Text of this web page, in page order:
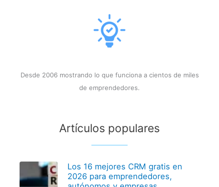
Desde 2006 mostrando lo que funciona a cientos de miles
de emprendedores.
Artículos populares
Los 16 mejores CRM gratis en
2026 para emprendedores,